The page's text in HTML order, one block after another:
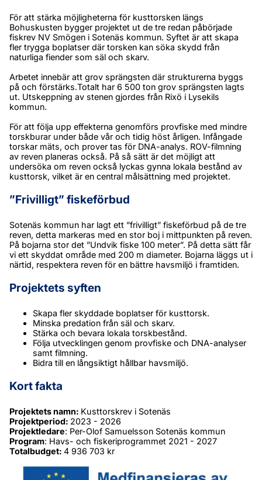
För att stärka möjligheterna för kusttorsken längs
Bohuskusten bygger projektet ut de tre redan påbörjade
fiskrev NV Smögen i Sotenäs kommun. Syftet är att skapa
fler trygga boplatser där torsken kan söka skydd från
naturliga fiender som säl och skarv.
Arbetet innebär att grov sprängsten där strukturerna byggs
på och förstärks.Totalt har 6 500 ton grov sprängsten lagts
ut. Utskeppning av stenen gjordes från Rixö i Lysekils
kommun.
För att följa upp effekterna genomförs provfiske med mindre
torskburar under både vår och tidig höst årligen. Infångade
torskar mäts, och prover tas för DNA-analys. ROV-filmning
av reven planeras också. På så sätt är det möjligt att
undersöka om reven också lyckas gynna lokala bestånd av
kusttorsk, vilket är en central målsättning med projektet.
”Frivilligt” fiskeförbud
Sotenäs kommun har lagt ett ”frivilligt” fiskeförbud på de tre
reven, detta markeras med en stor boj i mittpunkten på reven.
På bojarna stor det ”Undvik fiske 100 meter”. På detta sätt får
vi ett skyddat område med 200 m diameter. Bojarna läggs ut i
närtid, respektera reven för en bättre havsmiljö i framtiden.
Projektets syften
Skapa fler skyddade boplatser för kusttorsk.
Minska predation från säl och skarv.
Stärka och bevara lokala torskbestånd.
Följa utvecklingen genom provfiske och DNA-analyser
samt filmning.
Bidra till en långsiktigt hållbar havsmiljö.
Kort fakta
Projektets namn: Kusttorskrev i Sotenäs
Projektperiod: 2023 - 2026
Projektledare: Per-Olof Samuelsson Sotenäs kommun
Program: Havs- och fiskeriprogrammet 2021 - 2027
Totalbudget: 4 936 703 kr